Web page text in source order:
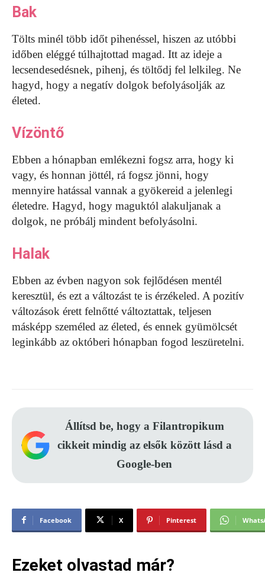
Bak
Tölts minél több időt pihenéssel, hiszen az utóbbi
időben eléggé túlhajtottad magad. Itt az ideje a
lecsendesedésnek, pihenj, és töltődj fel lelkileg. Ne
hagyd, hogy a negatív dolgok befolyásolják az
életed.
Vízöntő
Ebben a hónapban emlékezni fogsz arra, hogy ki
vagy, és honnan jöttél, rá fogsz jönni, hogy
mennyire hatással vannak a gyökereid a jelenlegi
életedre. Hagyd, hogy maguktól alakuljanak a
dolgok, ne próbálj mindent befolyásolni.
Halak
Ebben az évben nagyon sok fejlődésen mentél
keresztül, és ezt a változást te is érzékeled. A pozitív
változások érett felnőtté változtattak, teljesen
másképp személed az életed, és ennek gyümölcsét
leginkább az októberi hónapban fogod leszüretelni.
Állítsd be, hogy a Filantropikum
cikkeit mindig az elsők között lásd a
Google-ben
Facebook X Pinterest
Ezeket olvastad már?